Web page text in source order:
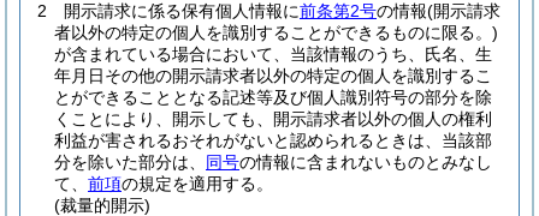
2
開示請求に係る保有個人情報に前条第2号の情報(開示請求
者以外の特定の個人を識別することができるものに限る。)
が含まれている場合において、当該情報のうち、氏名、生
年月日その他の開示請求者以外の特定の個人を識別するこ
とができることとなる記述等及び個人識別符号の部分を除
くことにより、開示しても、開示請求者以外の個人の権利
利益が害されるおそれがないと認められるときは、当該部
分を除いた部分は、 同号の情報に含まれないものとみなし
て、 前項の規定を適用する。
(裁量的開示)